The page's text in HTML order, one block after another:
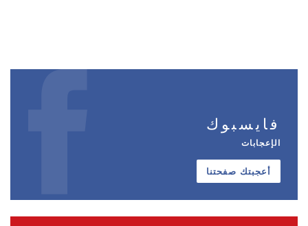
فايسبوك
الإعجابات
أعجبتك صفحتنا